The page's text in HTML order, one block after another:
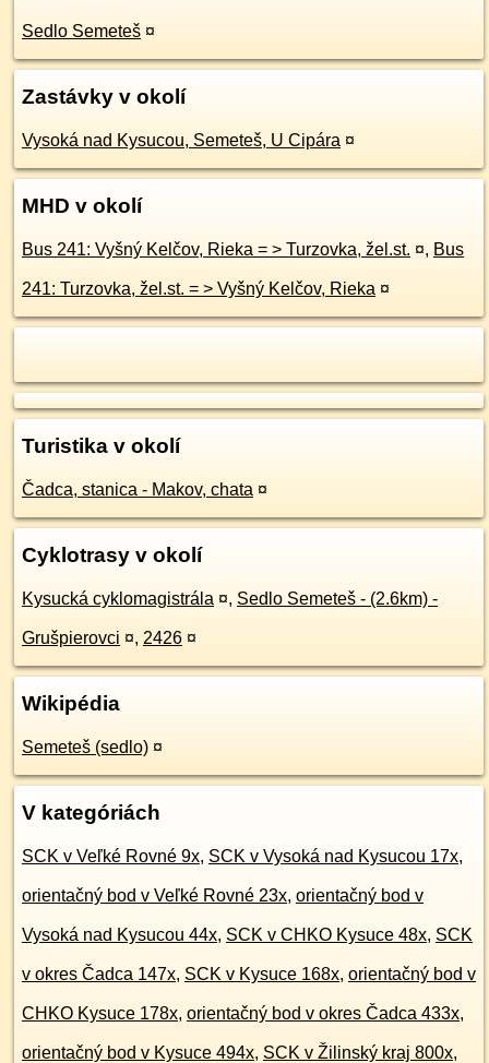
Sedlo Semeteš ¤
Zastávky v okolí
Vysoká nad Kysucou, Semeteš, U Cipára ¤
MHD v okolí
Bus 241: Vyšný Kelčov, Rieka = > Turzovka, žel.st. ¤, Bus
241: Turzovka, žel.st. = > Vyšný Kelčov, Rieka ¤
Turistika v okolí
Čadca, stanica - Makov, chata ¤
Cyklotrasy v okolí
Kysucká cyklomagistrála ¤, Sedlo Semeteš - (2.6km) -
Grušpierovci ¤, 2426 ¤
Wikipédia
Semeteš (sedlo) ¤
V kategóriách
SCK v Veľké Rovné 9x, SCK v Vysoká nad Kysucou 17x,
orientačný bod v Veľké Rovné 23x, orientačný bod v
Vysoká nad Kysucou 44x, SCK v CHKO Kysuce 48x, SCK
v okres Čadca 147x, SCK v Kysuce 168x, orientačný bod v
CHKO Kysuce 178x, orientačný bod v okres Čadca 433x,
orientačný bod v Kysuce 494x, SCK v Žilinský kraj 800x,